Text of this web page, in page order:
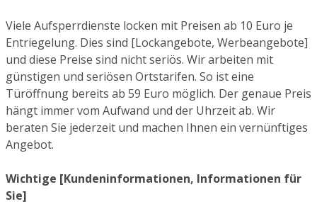
Viele Aufsperrdienste locken mit Preisen ab 10 Euro je
Entriegelung. Dies sind [Lockangebote, Werbeangebote]
und diese Preise sind nicht seriös. Wir arbeiten mit
günstigen und seriösen Ortstarifen. So ist eine
Türöffnung bereits ab 59 Euro möglich. Der genaue Preis
hängt immer vom Aufwand und der Uhrzeit ab. Wir
beraten Sie jederzeit und machen Ihnen ein vernünftiges
Angebot.
Wichtige [Kundeninformationen, Informationen für
Sie]